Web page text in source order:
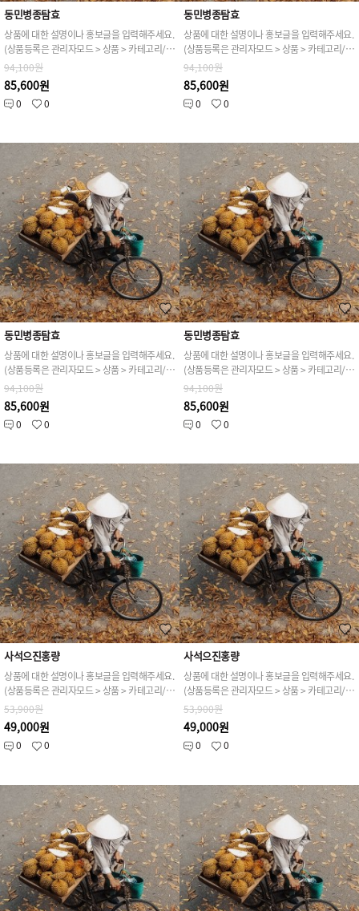
동민병종탐효
상품에 대한 설명이나 홍보글을 입력해주세요.
(상품등록은 관리자모드 > 상품 > 카테고리/상품관리 > 상품등록 가능)
94,100원
85,600원
0 0
동민병종탐효
상품에 대한 설명이나 홍보글을 입력해주세요.
(상품등록은 관리자모드 > 상품 > 카테고리/상품관리 > 상품등록 가능)
94,100원
85,600원
0 0
동민병종탐효
상품에 대한 설명이나 홍보글을 입력해주세요.
(상품등록은 관리자모드 > 상품 > 카테고리/상품관리 > 상품등록 가능)
94,100원
85,600원
0 0
동민병종탐효
상품에 대한 설명이나 홍보글을 입력해주세요.
(상품등록은 관리자모드 > 상품 > 카테고리/상품관리 > 상품등록 가능)
94,100원
85,600원
0 0
사석으진홍량
상품에 대한 설명이나 홍보글을 입력해주세요.
(상품등록은 관리자모드 > 상품 > 카테고리/상품관리 > 상품등록 가능)
53,900원
49,000원
0 0
사석으진홍량
상품에 대한 설명이나 홍보글을 입력해주세요.
(상품등록은 관리자모드 > 상품 > 카테고리/상품관리 > 상품등록 가능)
53,900원
49,000원
0 0